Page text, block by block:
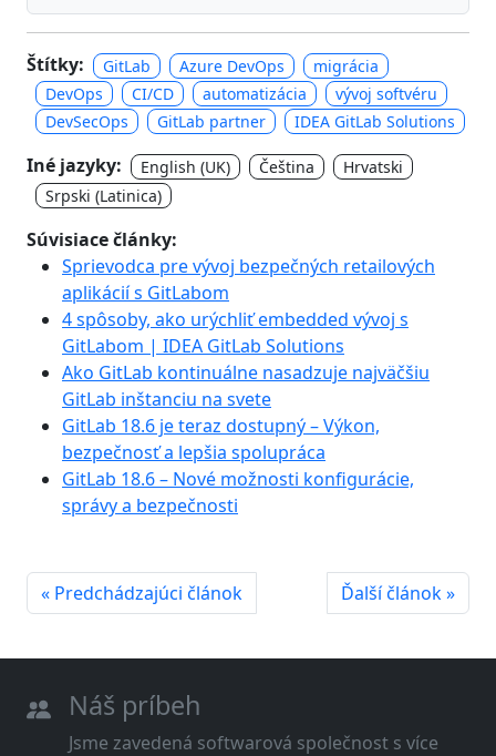
Štítky: GitLab Azure DevOps
migrácia
DevOps
CI/CD automatizácia
vývoj softvéru
DevSecOps
GitLab partner IDEA GitLab Solutions
Iné jazyky: English (UK) Čeština
Hrvatski
Srpski (Latinica)
Súvisiace články:
Sprievodca pre vývoj bezpečných retailových
aplikácií s GitLabom
4 spôsoby, ako urýchliť embedded vývoj s
GitLabom | IDEA GitLab Solutions
Ako GitLab kontinuálne nasadzuje najväčšiu
GitLab inštanciu na svete
GitLab 18.6 je teraz dostupný – Výkon,
bezpečnosť a lepšia spolupráca
GitLab 18.6 – Nové možnosti konfigurácie,
správy a bezpečnosti
« Predchádzajúci článok Ďalší článok »
Náš príbeh
Jsme zavedená softwarová společnost s více